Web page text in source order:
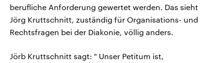
berufliche Anforderung gewertet werden. Das sieht
Jörg Kruttschnitt, zuständig für Organisations- und
Rechtsfragen bei der Diakonie, völlig anders.
Jörb Kruttschnitt sagt: " Unser Petitum ist,